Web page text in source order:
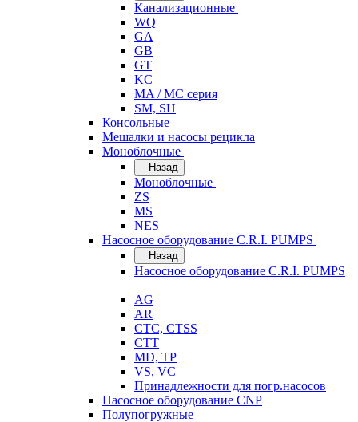
Канализационные
WQ
GA
GB
GT
KC
MA / MC серия
SM, SH
Консольные
Мешалки и насосы рецикла
Моноблочные
Назад
Моноблочные
ZS
MS
NES
Насосное оборудование C.R.I. PUMPS
Назад
Насосное оборудование C.R.I. PUMPS
AG
AR
CTC, CTSS
CTT
MD, TP
VS, VC
Принадлежности для погр.насосов
Насосное оборудование CNP
Полупогружные